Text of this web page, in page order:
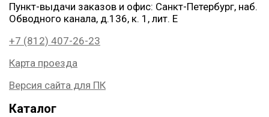
Пункт-выдачи заказов и офис: Санкт-Петербург, наб.
Обводного канала, д.136, к. 1, лит. Е
+7 (812) 407-26-23
Карта проезда
Версия сайта для ПК
Каталог